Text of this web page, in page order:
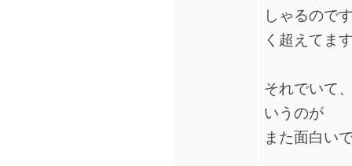
しゃるので
く超えてま
それでいて
いうのが
また面白い